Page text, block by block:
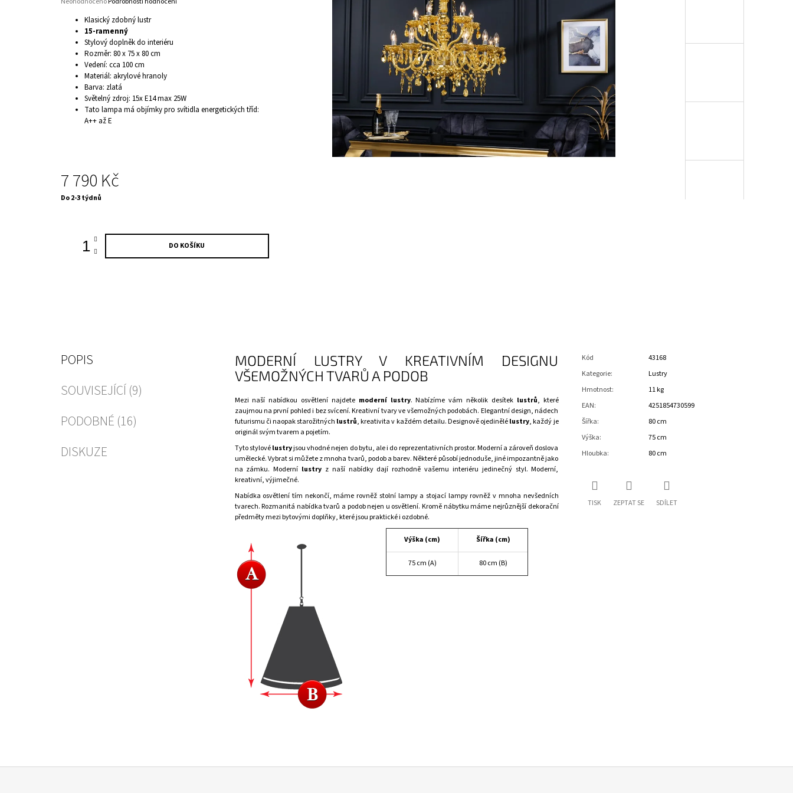
produktu
hvězdiček.
Klasický zdobný lustr
15-ramenný
Stylový doplněk do interiéru
Rozměr: 80 x 75 x 80 cm
Vedení: cca 100 cm
Materiál: akrylové hranoly
Barva: zlatá
Světelný zdroj: 15x E14 max 25W
Tato lampa má objímky pro svítidla energetických tříd:
A++ až E
7 790 Kč
Měrná
Do 2-3 týdnů
DO KOŠÍKU
POPIS
SOUVISEJÍCÍ (9)
PODOBNÉ (16)
DISKUZE
MODERNÍ LUSTRY V KREATIVNÍM DESIGNU
VŠEMOŽNÝCH TVARŮ A PODOB
Mezi naší nabídkou osvětlení najdete moderní lustry. Nabízíme vám několik desítek lustrů, které
zaujmou na první pohled i bez svícení. Kreativní tvary ve všemožných podobách. Elegantní design, nádech
futurismu či naopak starožitných lustrů, kreativita v každém detailu. Designově ojedinělélustry, každý je
originál svým tvarem a pojetím.
Tyto stylovélustryjsou vhodné nejen do bytu, ale i do reprezentativních prostor. Moderní a zároveň doslova
umělecké. Vybrat si můžete z mnoha tvarů, podob a barev. Některé působí jednoduše, jiné impozantně jako
na zámku. Moderní lustry z naší nabídky dají rozhodně vašemu interiéru jedinečný styl. Moderní,
kreativní, výjimečné.
Nabídka osvětlení tím nekončí, máme rovněž stolní lampya stojací lampyrovněž v mnoha nevšedních
tvarech. Rozmanitá nabídka tvarů a podob nejen u osvětlení. Kromě nábytku máme nejrůznější dekorační
předmětymezibytovými doplňky, které jsou praktické i ozdobné.
Výška (cm) Šířka (cm)
75 cm (A) 80 cm (B)
Kód
43168
Kategorie:
Lustry
Hmotnost:
11 kg
EAN:
4251854730599
Šířka:
80 cm
Výška:
75 cm
Hloubka: 80 cm
TISK ZEPTAT SE SDÍLET